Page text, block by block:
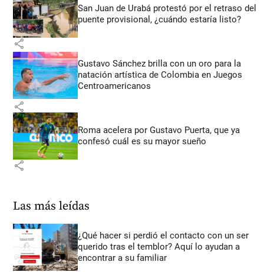
San Juan de Urabá protestó por el retraso del
puente provisional, ¿cuándo estaría listo?
share
Gustavo Sánchez brilla con un oro para la
natación artística de Colombia en Juegos
Centroamericanos
share
Roma acelera por Gustavo Puerta, que ya
confesó cuál es su mayor sueño
share
Las más leídas
¿Qué hacer si perdió el contacto con un ser
querido tras el temblor? Aquí lo ayudan a
encontrar a su familiar